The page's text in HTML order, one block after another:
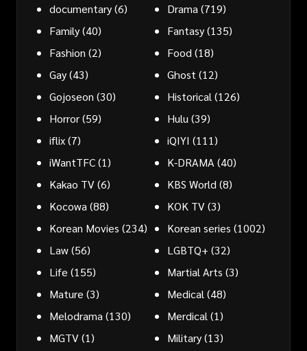
documentary(6) Drama (719)
Family(40) Fantasy(135)
Fashion (2) Food (18)
Gay(43) Ghost (12)
Gojoseon (30) Historical (126)
Horror(59) Hulu (39)
iflix(7) iQIYI (111)
iWantTFC(1) K-DRAMA (40)
Kakao TV(6) KBS World (8)
Kocowa (88) KOK TV(3)
Korean Movies (234) Korean series (1002)
Law(56) LGBTQ+ (32)
Life (155) Martial Arts (3)
Mature (3) Medical (48)
Melodrama (130) Merdical (1)
MGTV(1) Military(13)